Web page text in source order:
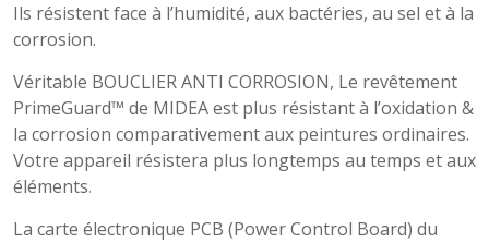
Ils résistent face à l’humidité, aux bactéries, au sel et à la
corrosion.
Véritable BOUCLIER ANTI CORROSION, Le revêtement
PrimeGuard™ de MIDEA est plus résistant à l’oxidation &
la corrosion comparativement aux peintures ordinaires.
Votre appareil résistera plus longtemps au temps et aux
éléments.
La carte électronique PCB (Power Control Board) du